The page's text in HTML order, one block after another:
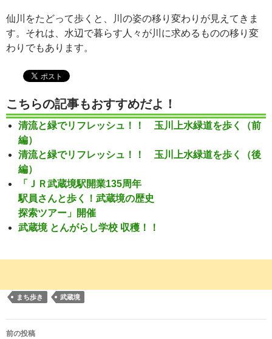
仙川をたどって歩くと、川の姿の移り変わりが見えてきま
す。それは、水辺で暮らす人々が川に求めるものの移り変
わりでもあります。
こちらの記事もおすすめだよ！
清流と緑でリフレッシュ！！ 玉川上水緑道を歩く（前
編）
清流と緑でリフレッシュ！！ 玉川上水緑道を歩く（後
編）
「ＪＲ武蔵境駅開業135周年
駅員さんと歩く！武蔵境の歴史
探索ツアー」開催
武蔵境 とんがらし学校 収穫！！
まち歩き 武蔵境
投
前の投稿